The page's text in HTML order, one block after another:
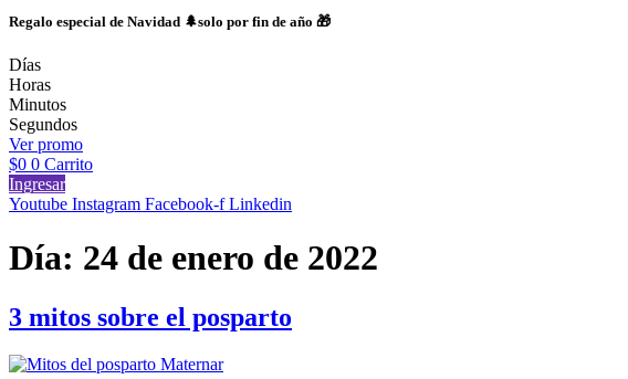
Regalo especial de Navidad 🌲solo por fin de año 🎁
Días
Horas
Minutos
Segundos
Ver promo
$0 0 Carrito
Ingresar
Youtube Instagram Facebook-f Linkedin
Día: 24 de enero de 2022
3 mitos sobre el posparto